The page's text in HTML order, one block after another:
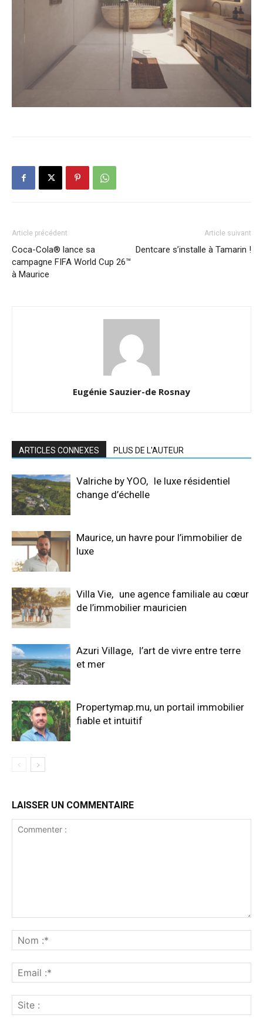
Article précédent
Coca-Cola® lance sa
campagne FIFA World Cup 26™
à Maurice
Article suivant
Dentcare s’installe à Tamarin !
Eugénie Sauzier-de Rosnay
ARTICLES CONNEXES PLUS DE L'AUTEUR
Valriche by YOO, le luxe résidentiel
change d’échelle
Maurice, un havre pour l’immobilier de
luxe
Villa Vie, une agence familiale au cœur
de l’immobilier mauricien
Azuri Village, l’art de vivre entre terre
et mer
Propertymap.mu, un portail immobilier
fiable et intuitif
LAISSER UN COMMENTAIRE